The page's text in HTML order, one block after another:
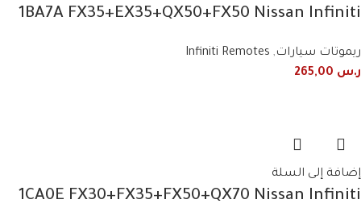
1BA7A FX35+EX35+QX50+FX50 Nissan Infiniti
ريموتات سيارات,
Infiniti Remotes
ر.س
إضافة إلى السلة
1CA0E FX30+FX35+FX50+QX70 Nissan Infiniti